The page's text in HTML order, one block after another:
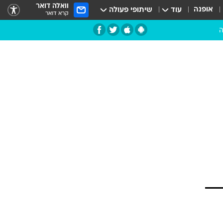
אופנה עוד שיתופי פעולה וואלה דואר
קרא דואר